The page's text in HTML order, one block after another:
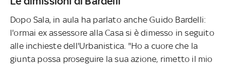
Dopo Sala, in aula ha parlato anche Guido Bardelli:
l'ormai ex assessore alla Casa si è dimesso in seguito
alle inchieste dell'Urbanistica. "Ho a cuore che la
giunta possa proseguire la sua azione, rimetto il mio